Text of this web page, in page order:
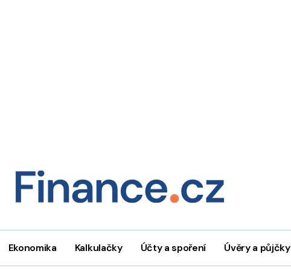
Ekonomika Kalkulačky Účty a spoření Úvěry a půjčky